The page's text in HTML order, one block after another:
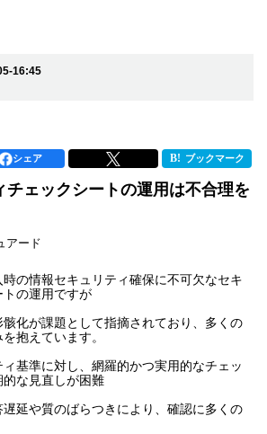
16:45
シェア ブックマーク
チェックシートの運用は不合理を
アード
の情報セキュリティ確保に不可欠なセキ
トの運用ですが
化が課題として指摘されており、多くの
抱えています。
ィ基準に対し、網羅的かつ実用的なチェッ
な見直しが困難
遅延や質のばらつきにより、確認に多くの